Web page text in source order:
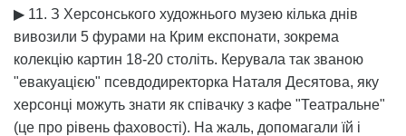
▶ 11. З Херсонського художнього музею кілька днів
вивозили 5 фурами на Крим експонати, зокрема
колекцію картин 18-20 століть. Керувала так званою
"евакуацією" псевдодиректорка Наталя Десятова, яку
херсонці можуть знати як співачку з кафе "Театральне"
(це про рівень фаховості). На жаль, допомагали їй і